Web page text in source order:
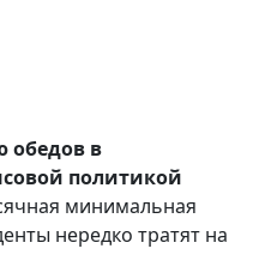
обедов в
политикой
минимальная
нередко тратят на